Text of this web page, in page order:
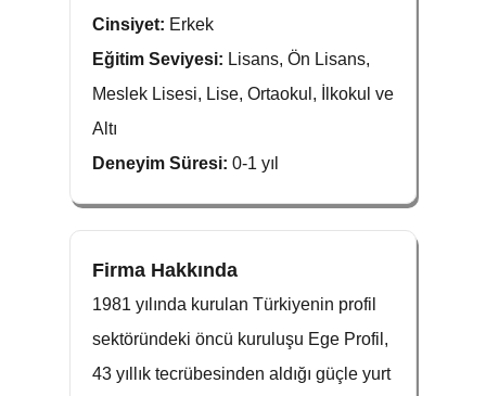
Cinsiyet: Erkek
Eğitim Seviyesi: Lisans, Ön Lisans,
Meslek Lisesi, Lise, Ortaokul, İlkokul ve
Altı
Deneyim Süresi: 0-1 yıl
Firma Hakkında
1981 yılında kurulan Türkiyenin profil
sektöründeki öncü kuruluşu Ege Profil,
43 yıllık tecrübesinden aldığı güçle yurt